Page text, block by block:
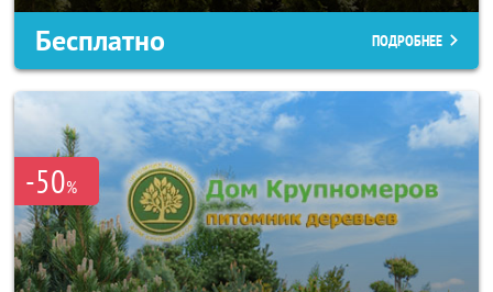
Бесплатно ПОДРОБНЕЕ
-50%